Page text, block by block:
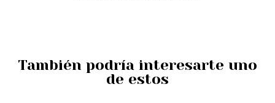
También podría interesarte uno
de estos